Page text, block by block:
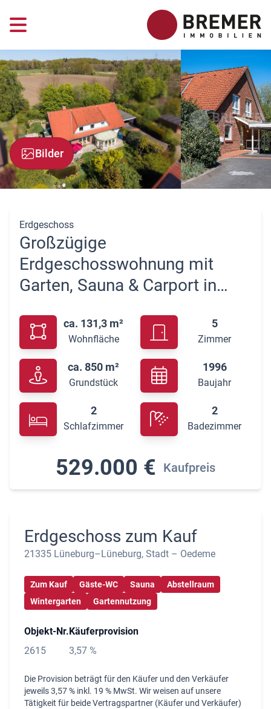
Bilder
Erdgeschoss
Großzügige
Erdgeschosswohnung mit
Garten, Sauna & Carport in
ca. 131,3 m²
Wohnfläche
5
Zimmer
ca. 850 m²
Grundstück
1996
Baujahr
2
Schlafzimmer
2
Badezimmer
529.000 € Kaufpreis
Erdgeschoss zum Kauf
21335 Lüneburg–Lüneburg, Stadt – Oedeme
Zum Kauf Gäste-WC Sauna
Abstellraum
Wintergarten
Gartennutzung
Objekt-Nr.
2615
Käuferprovision
3,57 %
Die Provision beträgt für den Käufer und den Verkäufer
jeweils 3,57 % inkl. 19 % MwSt. Wir weisen auf unsere
Tätigkeit für beide Vertragspartner (Käufer und Verkäufer)